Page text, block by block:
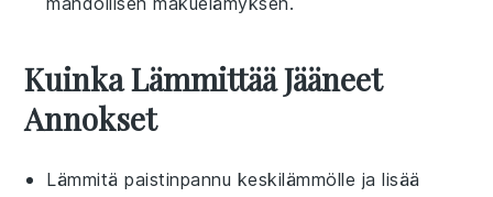
Kuinka Lämmittää Jääneet
Annokset
Lämmitäpaistinpannu keskilämmölle ja lisää